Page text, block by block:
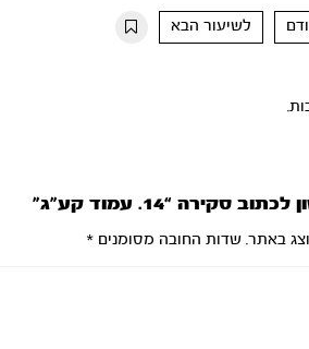
לשיעור הבא
סקירה “14. עמוד קע”ג”
באתר. שדות החובה מסומנים*